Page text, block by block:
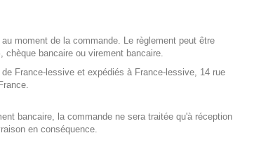
moment de la commande. Le règlement peut être
chèque bancaire ou virement bancaire.
France-lessive et expédiés à France-lessive, 14 rue
bancaire, la commande ne sera traitée qu'à réception
en conséquence.